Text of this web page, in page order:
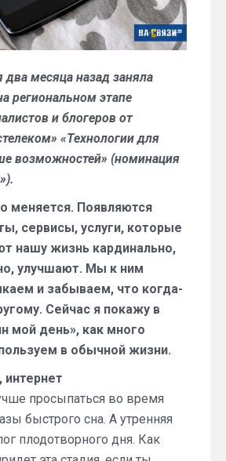
два месяца назад заняла
региональном этапе
и блогеров от
«Технологии для
возможностей» (номинация
меняется. Появляются
сервисы, услуги, которые
нашу жизнь кардинально,
улучшают. Мы к ним
и забываем, что когда-
Сейчас я покажу в
мой день», как много
в обычной жизни.
интернет
просыпаться во время
быстрого сна. А утренняя
плодотворного дня. Как